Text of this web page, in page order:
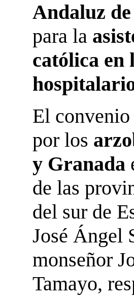
Andaluz
para la
católica en
El
por los
y Granada
de las
del sur de
José Ángel
monseñor
Tamayo,